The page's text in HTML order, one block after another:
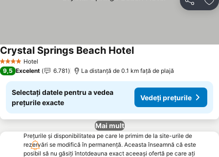
Distribuiți
4 Stele Hotel
Crystal Springs Beach HotelVedeți prețurile
9,5 Excelent 6.781 La distanță de 0.1 km față de plajă
Selectați datele pentru a vedea
prețurile exacte
Vedeți prețurile
Mai mult
Prețurile și disponibilitatea pe care le primim de la site-urile de
rezervări se modifică în permanență. Aceasta înseamnă că este
posibil să nu găsiți întotdeauna exact aceeași ofertă pe care ați